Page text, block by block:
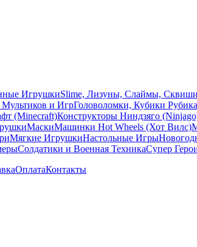
ИгрушкиSlime, Лизуны, Слаймы, Сквиши
Мультиков и ИгрГоловоломки, Кубики Рубика
(Minecraft)Конструкторы Ниндзяго
МаскиМашинки Hot Wheels (Хот Вилс)
Мягкие ИгрушкиНастольные Игры
Солдатики и Военная ТехникаСупер
ОплатаКонтакты